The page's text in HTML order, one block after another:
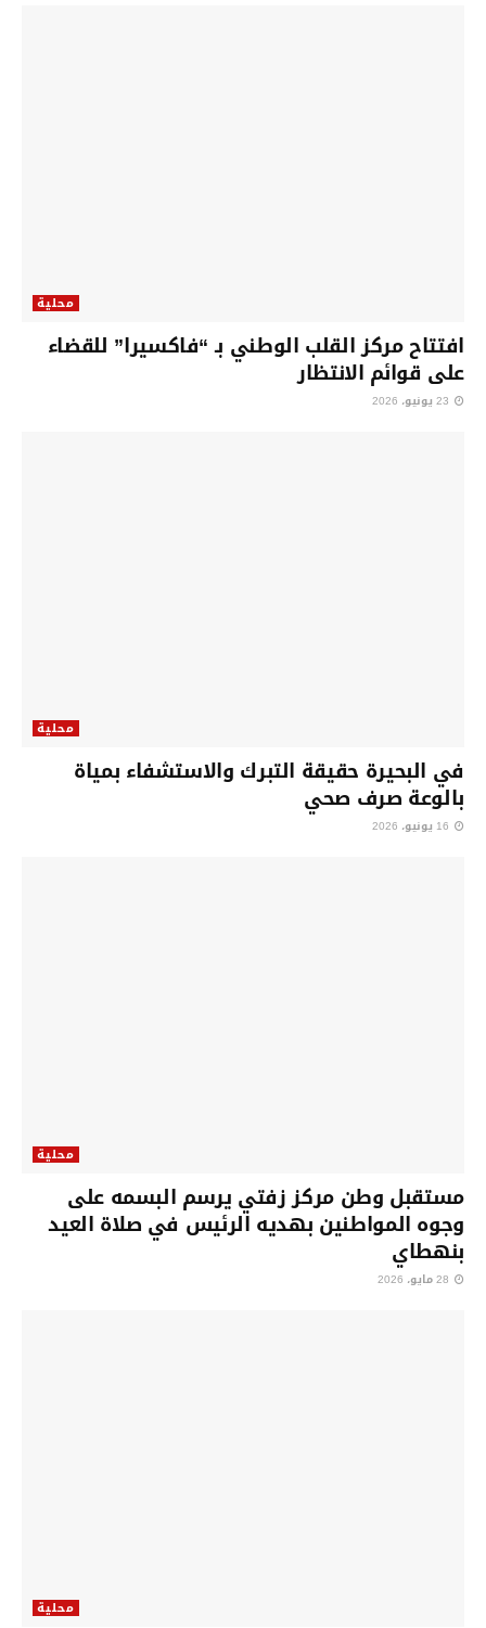
محلية
افتتاح مركز القلب الوطني بـ “فاكسيرا” للقضاء
على قوائم الانتظار
محلية
في البحيرة حقيقة التبرك والاستشفاء بمياة
بالوعة صرف صحي
محلية
مستقبل وطن مركز زفتي يرسم البسمه على
وجوه المواطنين بهديه الرئيس في صلاة العيد
بنهطاي
محلية